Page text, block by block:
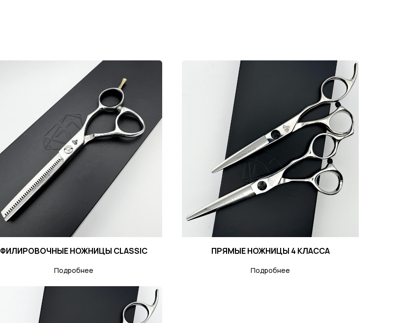
Яндекс Маркет
ФИЛИРОВОЧНЫЕ НОЖНИЦЫ CLASSIC
Подробнее
ПРЯМЫЕ НОЖНИЦЫ 4 КЛАССА
Подробнее